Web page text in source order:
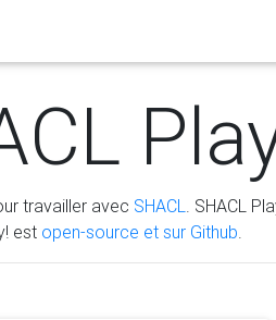
travailler avec SHACL . SHACL
est open-source et sur Github